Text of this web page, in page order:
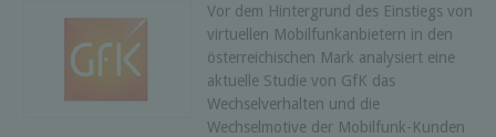
Vor dem Hintergrund des Einstiegs von
virtuellen Mobilfunkanbietern in den
österreichischen Mark analysiert eine
aktuelle Studie von GfK das
Wechselverhalten und die
Wechselmotive der Mobilfunk-Kunden